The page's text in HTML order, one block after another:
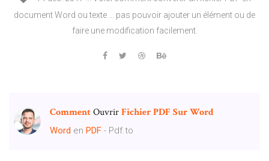
document Word ou texte ... pas pouvoir ajouter un élément ou de
faire une modification facilement.
CommentOuvrirFichierPDFSurWord
Word en PDF - Pdf.to